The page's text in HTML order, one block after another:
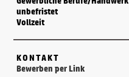
unbefristet
Vollzeit
KONTAKT
Bewerben per Link